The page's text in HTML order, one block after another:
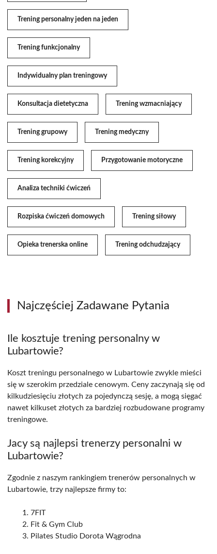
Trening personalny jeden na jeden
Trening funkcjonalny
Indywidualny plan treningowy
Konsultacja dietetyczna Trening wzmacniający
Trening grupowy Trening medyczny
Trening korekcyjny Przygotowanie motoryczne
Analiza techniki ćwiczeń
Rozpiska ćwiczeń domowych Trening siłowy
Opieka trenerska online Trening odchudzający
Najczęściej Zadawane Pytania
Ile kosztuje trening personalny w
Lubartowie?
Koszt treningu personalnego w Lubartowie zwykle mieści
się w szerokim przedziale cenowym. Ceny zaczynają się od
kilkudziesięciu złotych za pojedynczą sesję, a mogą sięgać
nawet kilkuset złotych za bardziej rozbudowane programy
treningowe.
Jacy są najlepsi trenerzy personalni w
Lubartowie?
Zgodnie z naszym rankingiem trenerów personalnych w
Lubartowie, trzy najlepsze firmy to:
7FIT
Fit & Gym Club
Pilates Studio Dorota Wągrodna